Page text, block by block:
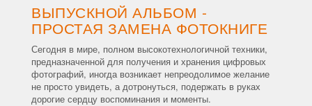
ВЫПУСКНОЙ АЛЬБОМ -
ПРОСТАЯ ЗАМЕНА ФОТОКНИГЕ
Сегодня в мире, полном высокотехнологичной техники,
предназначенной для получения и хранения цифровых
фотографий, иногда возникает непреодолимое желание
не просто увидеть, а дотронуться, подержать в руках
дорогие сердцу воспоминания и моменты.